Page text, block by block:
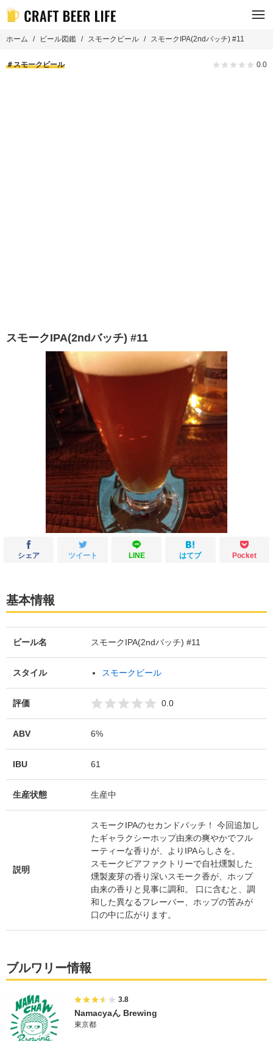
ホーム ビール図鑑 スモークビール スモークIPA(2ndバッチ) #11
スモークビール 0.0
スモークIPA(2ndバッチ) #11
シェア ツイート LINE はてブ Pocket
基本情報
ビール名 スモークIPA(2ndバッチ) #11
スタイル スモークビール
評価 0.0
ABV 6%
IBU 61
生産状態 生産中
説明
スモークIPAのセカンドバッチ！ 今回追加し
たギャラクシーホップ由来の爽やかでフル
ーティーな香りが、よりIPAらしさを。
スモークビアファクトリーで自社燻製した
燻製麦芽の香り深いスモーク香が、ホップ
由来の香りと見事に調和。 口に含むと、調
和した異なるフレーバー、ホップの苦みが
口の中に広がります。
ブルワリー情報
3.8
Namacyaん Brewing
東京都